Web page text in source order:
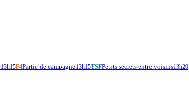
13h15F4Partie de campagne13h15TSFPetits secrets entre voisins13h20